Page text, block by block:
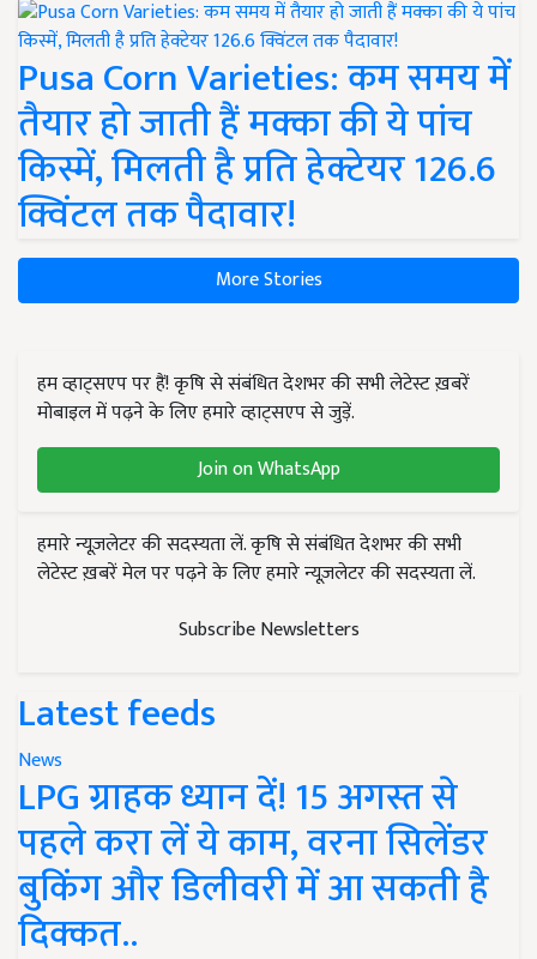
Pusa Corn Varieties: कम समय में
तैयार हो जाती हैं मक्का की ये पांच
किस्में, मिलती है प्रति हेक्टेयर 126.6
क्विंटल तक पैदावार!
More Stories
हम व्हाट्सएप पर हैं! कृषि से संबंधित देशभर की सभी लेटेस्ट ख़बरें
मोबाइल में पढ़ने के लिए हमारे व्हाट्सएप से जुड़ें.
Join on WhatsApp
हमारे न्यूज़लेटर की सदस्यता लें. कृषि से संबंधित देशभर की सभी
लेटेस्ट ख़बरें मेल पर पढ़ने के लिए हमारे न्यूज़लेटर की सदस्यता लें.
Subscribe Newsletters
Latest feeds
News
LPG ग्राहक ध्यान दें! 15 अगस्त से
पहले करा लें ये काम, वरना सिलेंडर
बुकिंग और डिलीवरी में आ सकती है
दिक्कत..